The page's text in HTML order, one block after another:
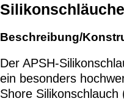
Silikonschläuche
Beschreibung/
Der APSH-
ein besonders
Shore